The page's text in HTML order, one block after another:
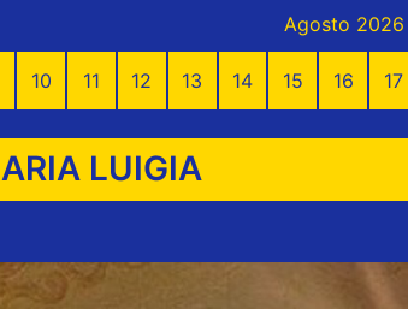
Agosto 2026
10 11 12 13 14 15 16 17
LUIGIA